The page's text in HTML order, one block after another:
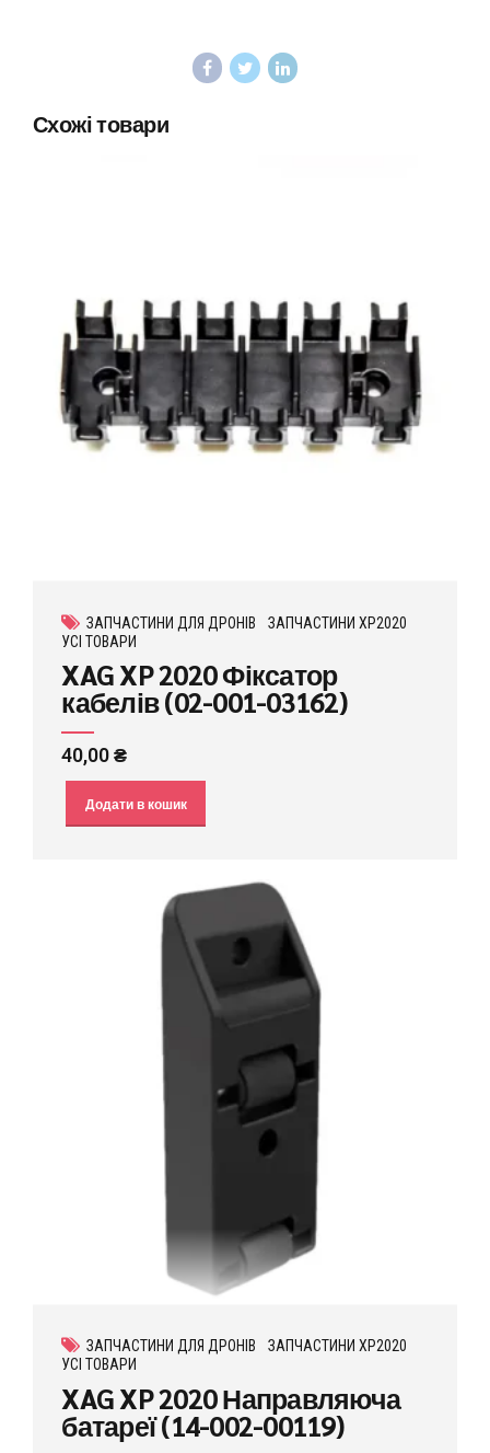
Схожі товари
ЗАПЧАСТИНИ ДЛЯ ДРОНІВ
ЗАПЧАСТИНИ XP2020
УСІ ТОВАРИ
XAG XP 2020 Фіксатор
кабелів (02-001-03162)
40,00₴
Додати в кошик
ЗАПЧАСТИНИ ДЛЯ ДРОНІВ
ЗАПЧАСТИНИ XP2020
УСІ ТОВАРИ
XAG XP 2020 Направляюча
батареї (14-002-00119)